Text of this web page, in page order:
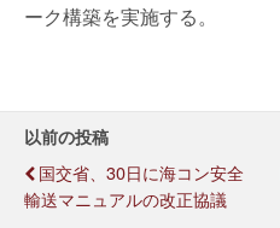
ーク構築を実施する。
以前の投稿
国交省、30日に海コン安全
輸送マニュアルの改正協議